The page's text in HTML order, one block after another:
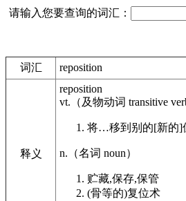
请输入您要查询的词汇：
词汇 reposition
释义
reposition
vt. （及物动词 transitive
将…移到别的[新的]
n. （名词 noun）
贮藏,保存,保管
(骨等的)复位术